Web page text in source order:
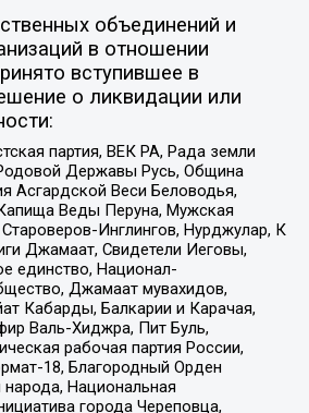
объединений и
в отношении
вступившее в
о ликвидации или
партия, ВЕК РА, Рада земли
Державы Русь, Община
Асгардской Веси Беловодья,
Веды Перуна, Мужская
Инглингов, Нурджулар, К
Джамаат, Свидетели Иеговы,
единство, Национал-
Джамаат мувахидов,
Кабарды, Балкарии и Карачая,
Валь-Хиджра, Пит Буль,
рабочая партия России,
18, Благородный Орден
Национальная
города Череповца,